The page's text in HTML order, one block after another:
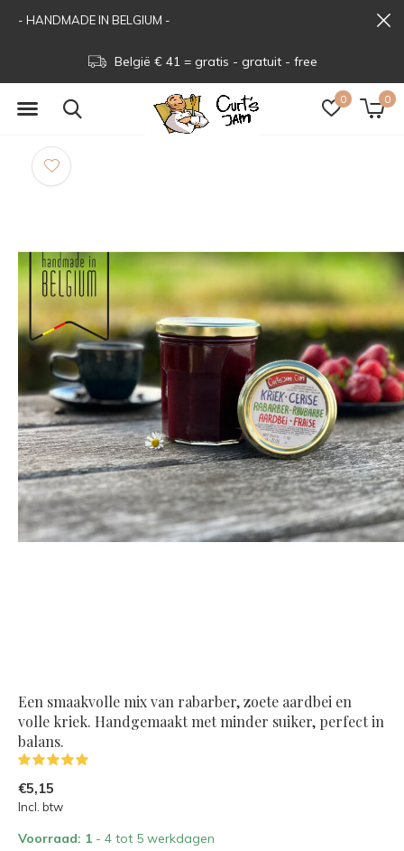
0 0
België € 41 = gratis - gratuit - free
- HANDMADE IN BELGIUM -
Een smaakvolle mix van rabarber, zoete aardbei en
volle kriek. Handgemaakt met minder suiker, perfect in
balans.
€5,15
Incl. btw
Voorraad: 1 - 4 tot 5 werkdagen